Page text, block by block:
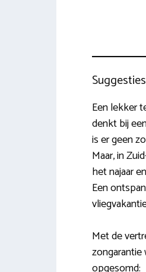
Een lekker
denkt bij
is er geen
Maar, in
het najaar
Een
Met de